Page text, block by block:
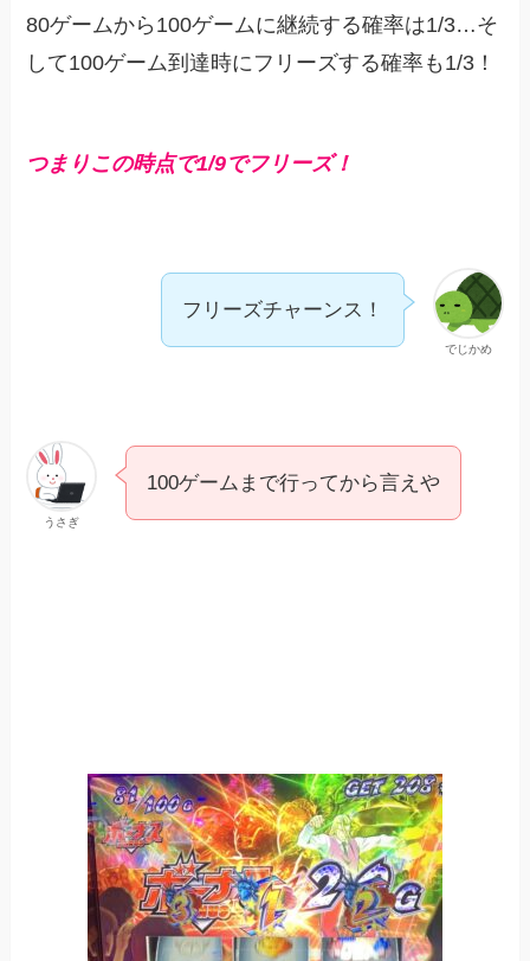
80ゲームから100ゲームに継続する確率は1/3…そ
して100ゲーム到達時にフリーズする確率も1/3！
つまりこの時点で1/9でフリーズ！
でじかめ
フリーズチャーンス！
うさぎ
100ゲームまで行ってから言えや